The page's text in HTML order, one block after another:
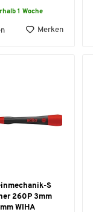
1 Woche
Merken
S
260P 3mm
WIHA